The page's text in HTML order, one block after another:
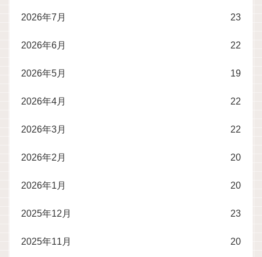
2026年7月 23
2026年6月 22
2026年5月 19
2026年4月 22
2026年3月 22
2026年2月 20
2026年1月 20
2025年12月 23
2025年11月 20